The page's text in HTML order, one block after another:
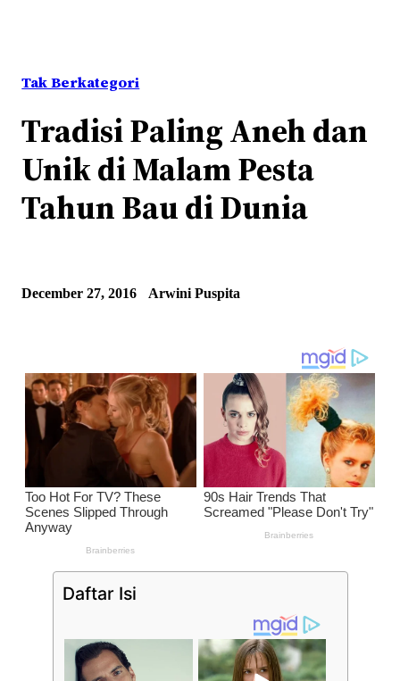
Tak Berkategori
Tradisi Paling Aneh dan
Unik di Malam Pesta
Tahun Bau di Dunia
December 27, 2016 Arwini Puspita
Daftar Isi